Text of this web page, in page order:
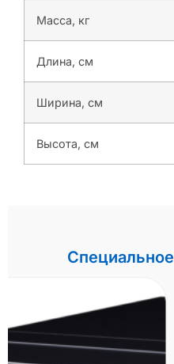
Масса, кг
Длина, см
Ширина, см
Высота, см